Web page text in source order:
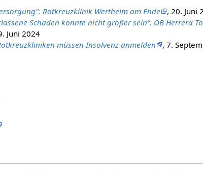
Rotkreuzklinik Wertheim am Ende
, 20. Juni
Schaden könnte nicht größer sein“. OB Herrera
Juni 2024
müssen Insolvenz anmelden , 7.